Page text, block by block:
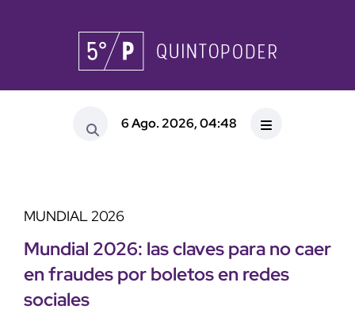
6 Ago. 2026, 04:48
MUNDIAL 2026
Mundial 2026: las claves para no caer
en fraudes por boletos en redes
sociales